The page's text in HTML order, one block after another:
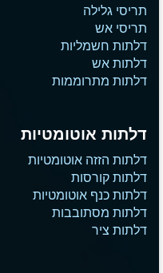
תריסי גלילה
תריסי אש
דלתות חשמליות
דלתות אש
דלתות מתרוממות
דלתות אוטומטיות
דלתות הזזה אוטומטיות
דלתות קורסות
דלתות כנף אוטומטיות
דלתות מסתובבות
דלתות ציר